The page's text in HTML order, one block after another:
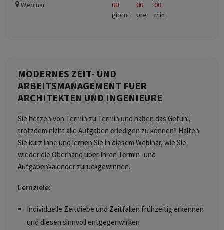
Webinar
00
giorni
00
ore
00
min
MODERNES ZEIT- UND
ARBEITSMANAGEMENT FUER
ARCHITEKTEN UND INGENIEURE
Sie hetzen von Termin zu Termin und haben das Gefühl,
trotzdem nicht alle Aufgaben erledigen zu können? Halten
Sie kurz inne und lernen Sie in diesem Webinar, wie Sie
wieder die Oberhand über Ihren Termin- und
Aufgabenkalender zurückgewinnen.
Lernziele:
Individuelle Zeitdiebe und Zeitfallen frühzeitig erkennen
und diesen sinnvoll entgegenwirken